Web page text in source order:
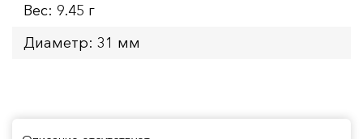
Вес: 9.45 г
Диаметр: 31 мм